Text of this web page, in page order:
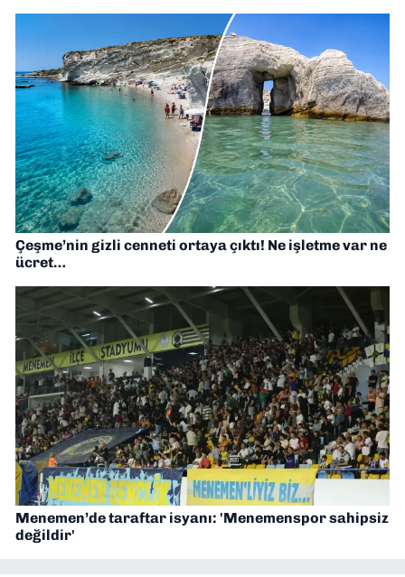
Çeşme’nin gizli cenneti ortaya çıktı! Ne işletme var ne
ücret…
Menemen’de taraftar isyanı: 'Menemenspor sahipsiz
değildir'